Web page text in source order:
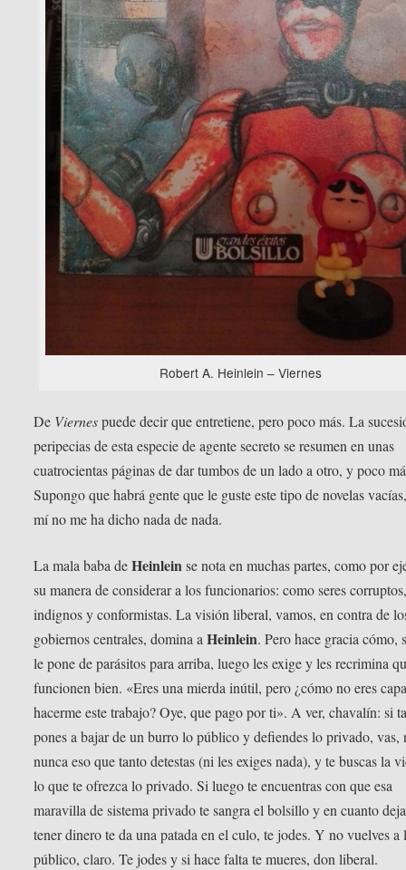
Robert A. Heinlein – Viernes
De Viernespuede decir que entretiene, pero poco más. La
peripecias de esta especie de agente secreto se resumen en unas
cuatrocientas páginas de dar tumbos de un lado a otro, y poco
Supongo que habrá gente que le guste este tipo de novelas
mí no me ha dicho nada de nada.
La mala baba deHeinleinse nota en muchas partes, como por
su manera de considerar a los funcionarios: como seres
indignos y conformistas. La visión liberal, vamos, en contra de
gobiernos centrales, domina aHeinlein. Pero hace gracia cómo,
le pone de parásitos para arriba, luego les exige y les recrimina
funcionen bien. «Eres una mierda inútil, pero ¿cómo no eres
hacerme este trabajo? Oye, que pago por ti». A ver, chavalín: si
pones a bajar de un burro lo público y defiendes lo privado, vas,
nunca eso que tanto detestas (ni les exiges nada), y te buscas la
lo que te ofrezca lo privado. Si luego te encuentras con que esa
maravilla de sistema privado te sangra el bolsillo y en cuanto
tener dinero te da una patada en el culo, te jodes. Y no vuelves a
público, claro. Te jodes y si hace falta te mueres, don liberal.